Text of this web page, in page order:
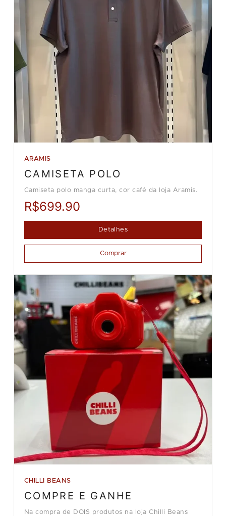
ARAMIS
CAMISETA POLO
Camiseta polo manga curta, cor café da loja Aramis.
R$699.90
Detalhes
Comprar
CHILLI BEANS
COMPRE E GANHE
Na compra de DOIS produtos na loja Chilli Beans